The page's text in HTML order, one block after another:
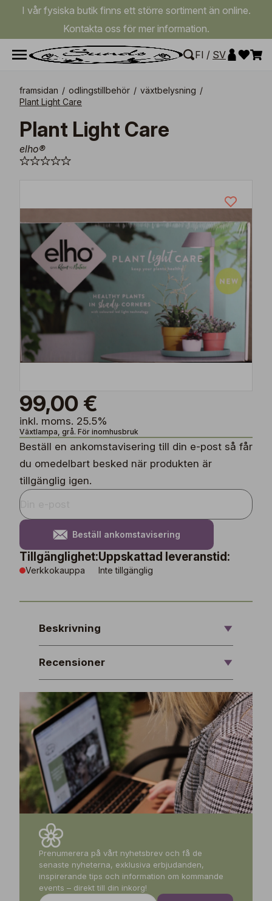
I vår fysiska butik finns ett större sortiment än online.
Kontakta oss för mer information.
FI / SV
framsidan / odlingstillbehör / växtbelysning /
Plant Light Care
Plant Light Care
elho®
99,00 €
inkl. moms. 25.5%
Växtlampa, grå. För inomhusbruk
Beställ en ankomstavisering till din e-post så får
du omedelbart besked när produkten är
tillgänglig igen.
Beställ ankomstavisering
Tillgänglighet:
Verkkokauppa
Uppskattad leveranstid:
Inte tillgänglig
Beskrivning
Recensioner
Prenumerera på vårt nyhetsbrev och få de
senaste nyheterna, exklusiva erbjudanden,
inspirerande tips och information om kommande
events – direkt till din inkorg!